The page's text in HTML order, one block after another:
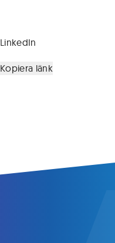
LinkedIn
Kopiera länk